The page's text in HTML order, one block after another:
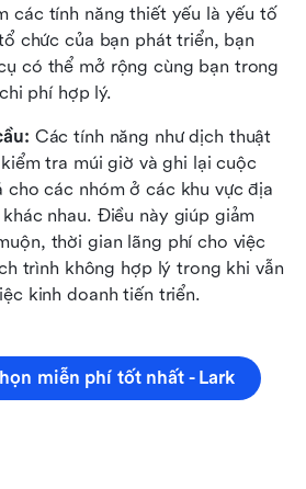
các tính năng thiết yếu là yếu tố
chức của bạn phát triển, bạn
có thể mở rộng cùng bạn trong
phí hợp lý.
Các tính năng như dịch thuật
tra múi giờ và ghi lại cuộc
cho các nhóm ở các khu vực địa
khác nhau. Điều này giúp giảm
thời gian lãng phí cho việc
trình không hợp lý trong khi vẫn
kinh doanh tiến triển.
miễn phí tốt nhất - Lark